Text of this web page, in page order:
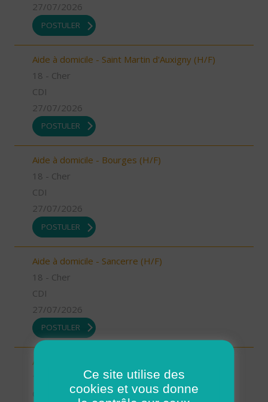
27/07/2026
POSTULER
Aide à domicile - Saint Martin d'Auxigny (H/F)
18 - Cher
CDI
27/07/2026
POSTULER
Aide à domicile - Bourges (H/F)
18 - Cher
CDI
27/07/2026
POSTULER
Aide à domicile - Sancerre (H/F)
18 - Cher
CDI
27/07/2026
POSTULER
Aide à domicile - La Chapelle/Henrichemont (H/F)
Ce site utilise des
cookies et vous donne